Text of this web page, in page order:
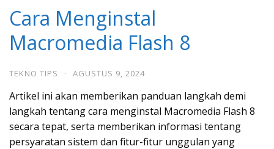
Cara Menginstal
Macromedia Flash 8
TEKNO TIPS · AGUSTUS 9, 2024
Artikel ini akan memberikan panduan langkah demi
langkah tentang cara menginstal Macromedia Flash 8
secara tepat, serta memberikan informasi tentang
persyaratan sistem dan fitur-fitur unggulan yang